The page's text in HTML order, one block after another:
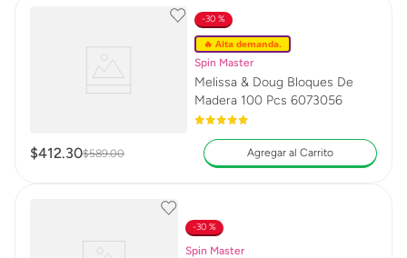
30 %
🔥 Alta demanda.
Spin Master
Melissa & Doug Bloques De
Madera 100 Pcs 6073056
$412.30$589.00 Agregar al Carrito
30 %
Spin Master